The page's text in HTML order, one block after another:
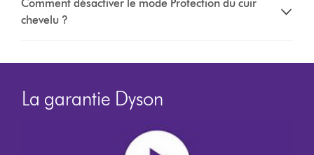
Comment désactiver le mode Protection du cuir
chevelu ?
La garantie Dyson